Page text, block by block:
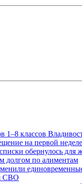
1–8 классов
на первой
обернулось для
долгом по алиментам
СВО